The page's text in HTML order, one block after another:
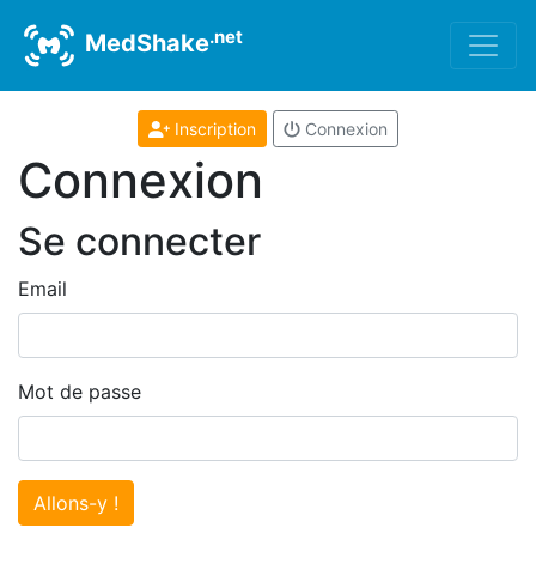
MedShake.net
Inscription Connexion
Connexion
Se connecter
Email
Mot de passe
Allons-y !